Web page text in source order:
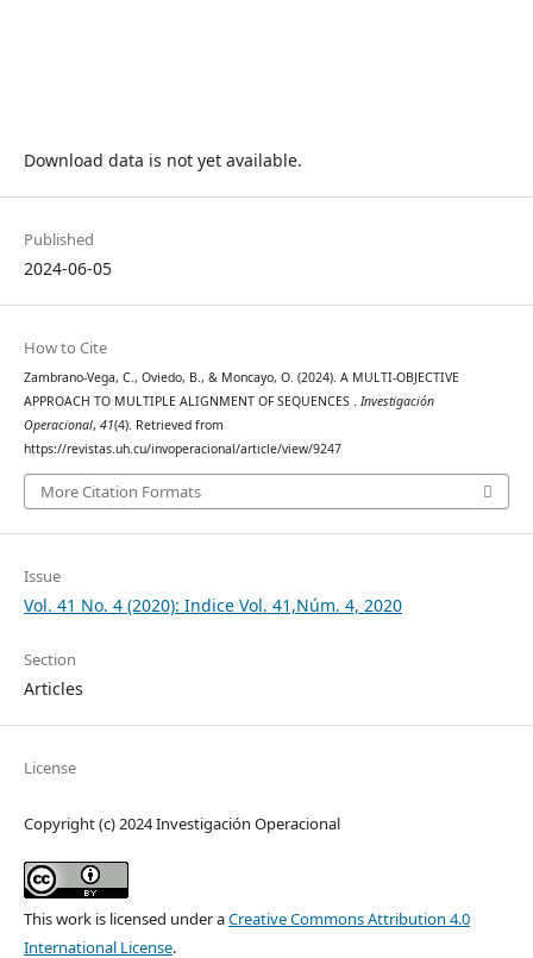
Download data is not yet available.
Published
2024-06-05
How to Cite
Zambrano-Vega, C., Oviedo, B., & Moncayo, O. (2024). A MULTI-OBJECTIVE
APPROACH TO MULTIPLE ALIGNMENT OF SEQUENCES . Investigación
Operacional, 41(4). Retrieved from
https://revistas.uh.cu/invoperacional/article/view/9247
More Citation Formats
Issue
Vol. 41 No. 4 (2020): Indice Vol. 41,Núm. 4, 2020
Section
Articles
License
Copyright (c) 2024 Investigación Operacional
This work is licensed under aCreative Commons Attribution 4.0
International License.